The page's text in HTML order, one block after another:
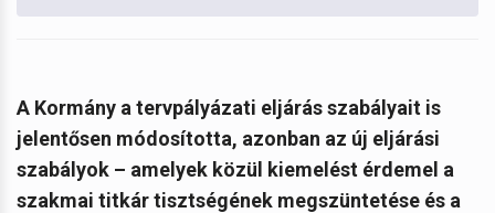
A Kormány a tervpályázati eljárás szabályait is
jelentősen módosította, azonban az új eljárási
szabályok – amelyek közül kiemelést érdemel a
szakmai titkár tisztségének megszüntetése és a